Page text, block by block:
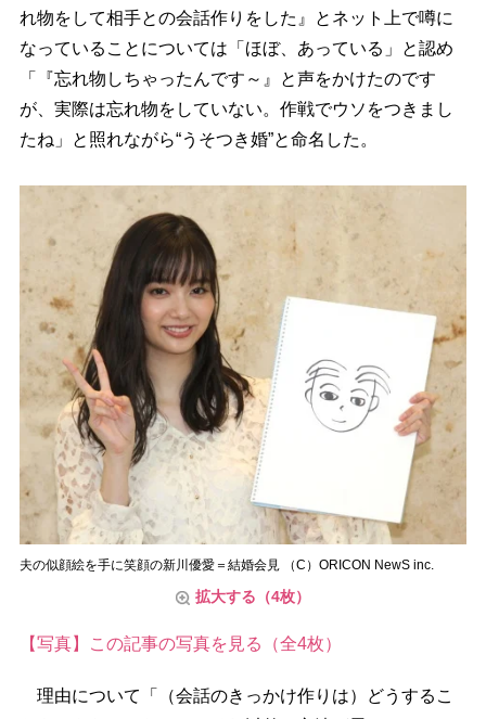
れ物をして相手との会話作りをした』とネット上で噂に
なっていることについては「ほぼ、あっている」と認め
「『忘れ物しちゃったんです～』と声をかけたのです
が、実際は忘れ物をしていない。作戦でウソをつきまし
たね」と照れながら“うそつき婚”と命名した。
夫の似顔絵を手に笑顔の新川優愛＝結婚会見 （C）ORICON NewS inc.
拡大する（4枚）
【写真】この記事の写真を見る（全4枚）
理由について「（会話のきっかけ作りは）どうするこ